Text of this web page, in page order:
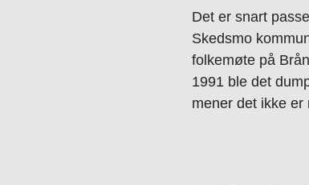
Det er snart
Skedsmo
folkemøte på
1991 ble det
mener det ikke er